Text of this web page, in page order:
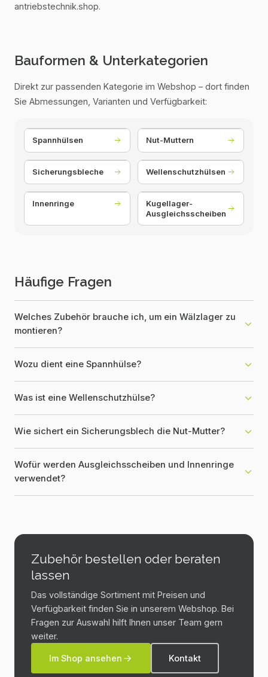
antriebstechnik.shop.
Bauformen & Unterkategorien
Direkt zur passenden Kategorie im Webshop – dort finden
Sie Abmessungen, Varianten und Verfügbarkeit:
Spannhülsen Nut-Muttern
Sicherungsbleche Wellenschutzhülsen
Innenringe
Kugellager-
Ausgleichsscheiben
Häufige Fragen
Welches Zubehör brauche ich, um ein Wälzlager zu
montieren?
Wozu dient eine Spannhülse?
Was ist eine Wellenschutzhülse?
Wie sichert ein Sicherungsblech die Nut-Mutter?
Wofür werden Ausgleichsscheiben und Innenringe
verwendet?
Zubehör bestellen oder beraten
lassen
Das vollständige Sortiment mit Preisen und
Verfügbarkeit finden Sie in unserem Webshop. Bei
Fragen zur Auswahl hilft Ihnen unser Team gern
weiter.
Im Shop ansehen Kontakt